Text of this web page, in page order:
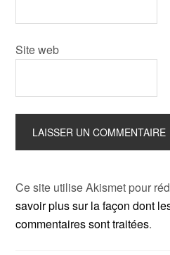
Site web
Ce site utilise Akismet pour
savoir plus sur la façon dont
commentaires sont traitées.